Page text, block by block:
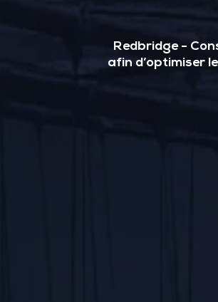
Redbridge -
afin d’optimiser